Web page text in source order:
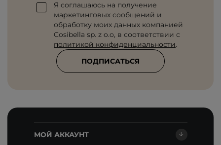
Я соглашаюсь на получение
маркетинговых сообщений и
обработку моих данных компанией
Cosibella sp. z o.o, в соответствии с
политикой конфиденциальности.
ПОДПИСАТЬСЯ
МОЙ АККАУНТ